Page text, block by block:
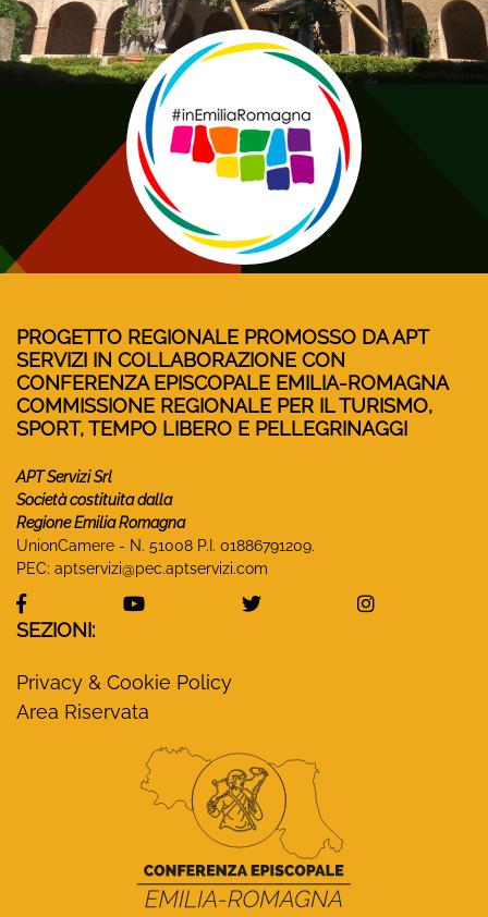
PROGETTO REGIONALE PROMOSSO DA APT
SERVIZI IN COLLABORAZIONE CON
CONFERENZA EPISCOPALE EMILIA-ROMAGNA
COMMISSIONE REGIONALE PER IL TURISMO,
SPORT, TEMPO LIBERO E PELLEGRINAGGI
APT Servizi Srl
Società costituita dalla
Regione Emilia Romagna
UnionCamere - N. 51008 P.I. 01886791209.
PEC: aptservizi@pec.aptservizi.com
visita la pagina Facebook di Monasteri Emilia-
visita la pagina YouTube di
visita la pagina Twitter
visita la
SEZIONI:
Privacy & Cookie Policy
Area Riservata